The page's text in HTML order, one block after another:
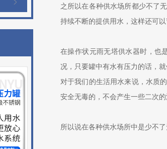
之所以在各种供水场所都少不了
持续不断的提供用水，这样还可以
在操作状元雨无塔供水器时，也
况，只要罐中有水有压力的话，
对于我们的生活用水来说，水质
安全无毒的，不会产生一些二次的
所以说在各种供水场所中是少不